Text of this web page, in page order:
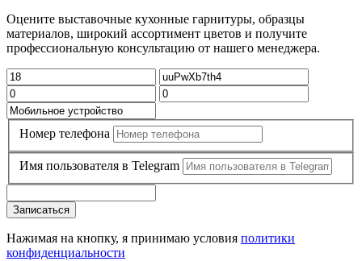
Оцените выставочные кухонные гарнитуры, образцы
материалов, широкий ассортимент цветов и получите
профессиональную консультацию от нашего менеджера.
Номер телефона
Имя пользователя в Telegram
Записаться
Нажимая на кнопку, я принимаю условия политики
конфиденциальности